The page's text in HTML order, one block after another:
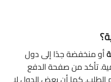
أو منخفضة جدًا إلى دول
تأكد من صفحة الدفع